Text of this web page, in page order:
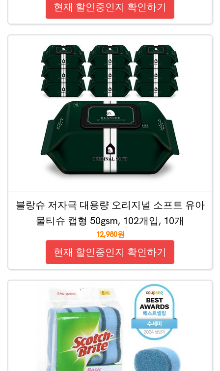
현재 할인중인지 확인하기
블랑슈 저자극 대용량 오리지널 소프트 유아
물티슈 캡형 50gsm, 102개입, 10개
12,980원
현재 할인중인지 확인하기